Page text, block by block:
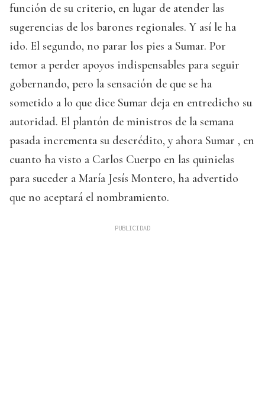
función de su criterio, en lugar de atender las
sugerencias de los barones regionales. Y así le ha
ido. El segundo, no parar los pies a Sumar. Por
temor a perder apoyos indispensables para seguir
gobernando, pero la sensación de que se ha
sometido a lo que dice Sumar deja en entredicho su
autoridad. El plantón de ministros de la semana
pasada incrementa su descrédito, y ahora Sumar , en
cuanto ha visto a Carlos Cuerpo en las quinielas
para suceder a María Jesís Montero, ha advertido
que no aceptará el nombramiento.